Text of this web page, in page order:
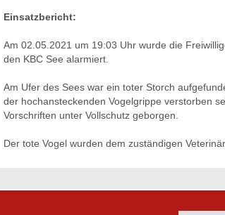
Einsatzbericht:
Am 02.05.2021 um 19:03 Uhr wurde die
den KBC See alarmiert.
Am Ufer des Sees war ein toter Storch
der hochansteckenden Vogelgrippe verstorben
Vorschriften unter Vollschutz geborgen.
Der tote Vogel wurden dem zuständigen